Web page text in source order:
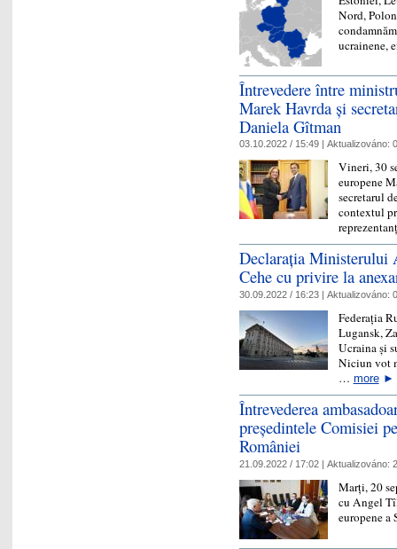
Nord,
ucrainene,
Întrevedere între
Marek Havrda și
Daniela Gîtman
03.10.2022 / 15:49 | Aktualizováno:
Vineri, 30
europene
secretarul
contextul
Declarația Ministerului
Cehe cu privire la
30.09.2022 / 16:23 | Aktualizováno:
Federația
Lugansk,
Ucraina și
Niciun vot
… more►
Întrevederea
președintele Comisiei
României
21.09.2022 / 17:02 | Aktualizováno:
Marți, 20
cu Angel
europene